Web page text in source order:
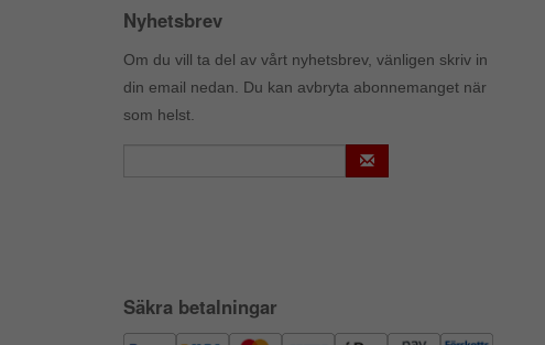
Nyhetsbrev
Om du vill ta del av vårt nyhetsbrev, vänligen skriv in
din email nedan. Du kan avbryta abonnemanget när
som helst.
Säkra betalningar